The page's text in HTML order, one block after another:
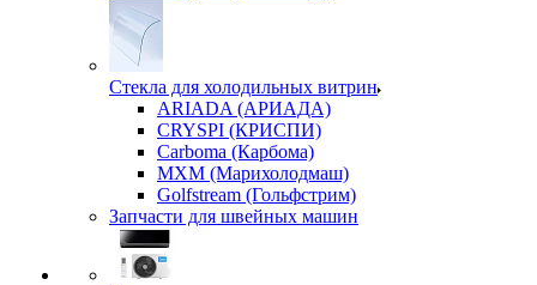
Стекла для холодильных витрин
ARIADA (АРИАДА)
CRYSPI (КРИСПИ)
Carboma (Карбома)
MXM (Марихолодмаш)
Golfstream (Гольфстрим)
Запчасти для швейных машин